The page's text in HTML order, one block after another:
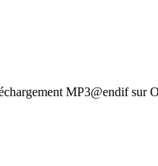
MP3@endif sur